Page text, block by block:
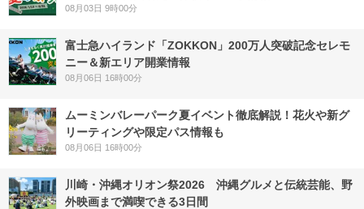
08月03日 9時00分
富士急ハイランド「ZOKKON」200万人突破記念セレモ
ニー＆新エリア開業情報
08月06日 16時00分
ムーミンバレーパーク夏イベント徹底解説！花火や新グ
リーティングや限定パス情報も
08月06日 16時00分
川崎・沖縄オリオン祭2026 沖縄グルメと伝統芸能、野
外映画まで満喫できる3日間